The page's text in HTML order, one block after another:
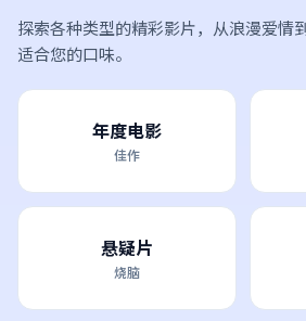
探索各种类型的精彩影片，从浪漫爱情
适合您的口味。
年度电影
佳作
悬疑片
烧脑